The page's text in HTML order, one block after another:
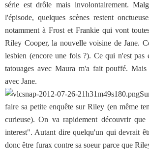
série est drôle mais involontairement.
l'épisode, quelques scènes restent
notamment à Frost et Frankie qui vont
Riley Cooper, la nouvelle voisine de Jane.
lesbien (encore une fois ?). Ce qui n'est pas
tatouages avec Maura m'a fait pouffé.
avec Jane.
faire sa petite enquête sur Riley (en même
curieuse). On va rapidement découvrir
interest". Autant dire quelqu'un qui devrait
donc être furax contre sa soeur parce que